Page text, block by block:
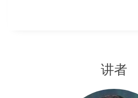
讲者